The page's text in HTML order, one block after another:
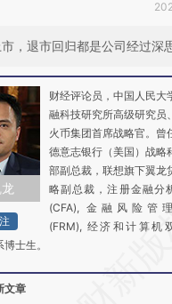
，退市回归都是公司经过深
财经评论员，中国人民大
融科技研究所高级研究员
火币集团首席战略官。曾
德意志银行（美国）战略
部副总裁，联想旗下翼龙
略副总裁，注册金融分
(CFA), 金融风险管
(FRM), 经济和计算机
士生。
文章